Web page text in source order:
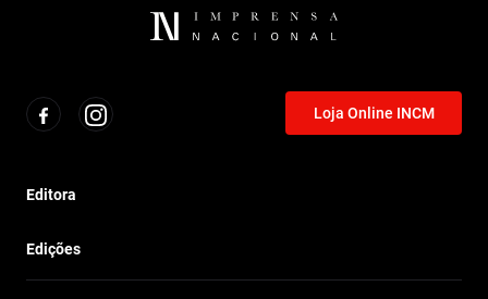
Loja Online INCM
Editora
Edições